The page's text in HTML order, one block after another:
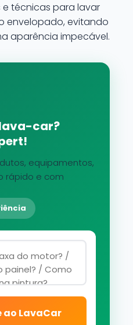
técnicas para lavar
envelopado, evitando
aparência impecável.
car?
equipamentos,
rápido e com
ao LavaCar